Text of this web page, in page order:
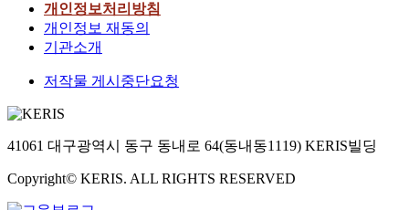
개인정보처리방침
개인정보 재동의
기관소개
저작물 게시중단요청
41061 대구광역시 동구 동내로 64(동내동1119) KERIS빌딩
Copyright© KERIS. ALL RIGHTS RESERVED